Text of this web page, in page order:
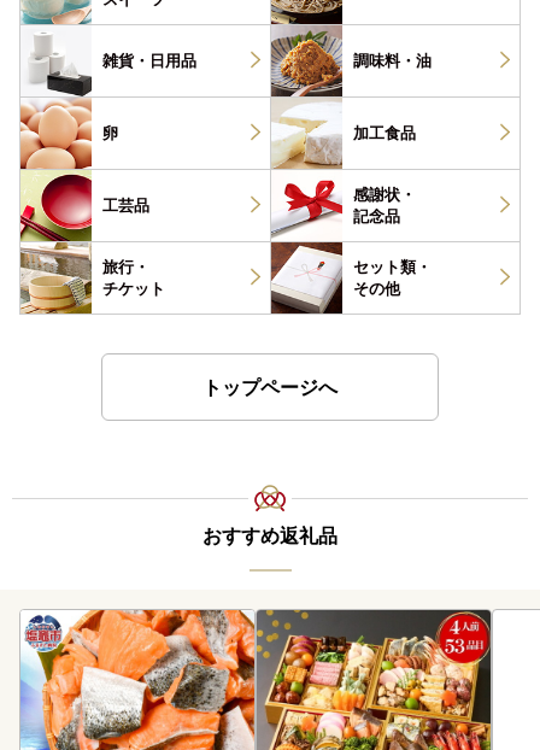
雑貨・ 日用品 調味料・ 油
卵 加工食品
工芸品
感謝状・
記念品
旅行・
チケット
セット類・
その他
トップページへ
おすすめ返礼品